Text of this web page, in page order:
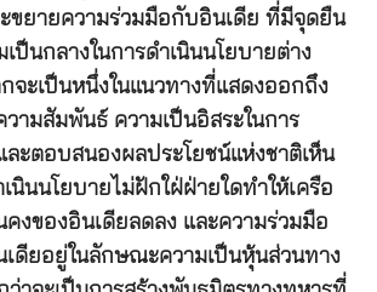
ขยายความร่วมมือกับอินเดีย ที่มีจุดยืน
เป็นกลางในการดำเนินนโยบายต่าง
กจะเป็นหนึ่งในแนวทางที่แสดงออกถึง
ามสัมพันธ์ ความเป็นอิสระในการ
ละตอบสนองผลประโยชน์แห่งชาติเห็น
นินนโยบายไม่ฝักใฝ่ฝ่ายใดทำให้เครือ
งของอินเดียลดลง และความร่วมมือ
ดียอยู่ในลักษณะความเป็นหุ้นส่วนทาง